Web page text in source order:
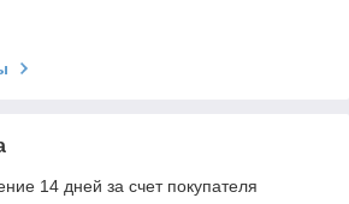
14 дней за счет покупателя